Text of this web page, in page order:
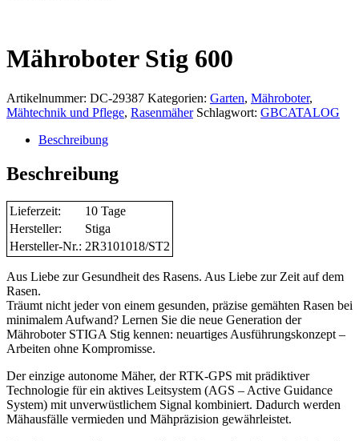
Mähroboter Stig 600
Artikelnummer: DC-29387 Kategorien: Garten, Mähroboter,
Mähtechnik und Pflege, Rasenmäher Schlagwort: GBCATALOG
Beschreibung
Beschreibung
Lieferzeit:
10 Tage
Hersteller:
Stiga
Hersteller-Nr.: 2R3101018/ST2
Aus Liebe zur Gesundheit des Rasens. Aus Liebe zur Zeit auf dem
Rasen.
Träumt nicht jeder von einem gesunden, präzise gemähten Rasen bei
minimalem Aufwand? Lernen Sie die neue Generation der
Mähroboter STIGA Stig kennen: neuartiges Ausführungskonzept –
Arbeiten ohne Kompromisse.
Der einzige autonome Mäher, der RTK-GPS mit prädiktiver
Technologie für ein aktives Leitsystem (AGS – Active Guidance
System) mit unverwüstlichem Signal kombiniert. Dadurch werden
Mähausfälle vermieden und Mähpräzision gewährleistet.